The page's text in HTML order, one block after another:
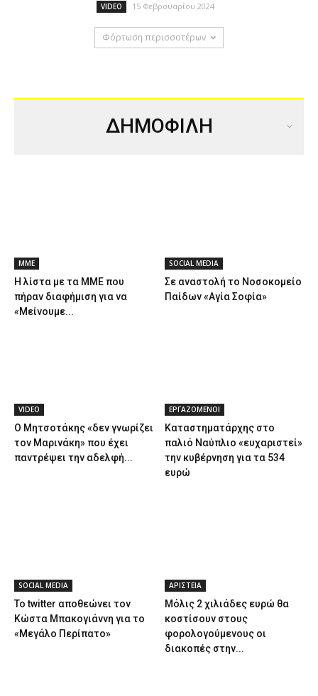
VIDEO 15 Φεβρουαρίου 2024
Φόρτωση περισσοτέρων
ΔΗΜΟΦΙΛΗ
ΜΜΕ
Η λίστα με τα ΜΜΕ που
πήραν διαφήμιση για να
«Μείνουμε...
SOCIAL MEDIA
Σε αναστολή το Νοσοκομείο
Παίδων «Αγία Σοφία»
VIDEO
Ο Μητσοτάκης «δεν γνωρίζει
τον Μαρινάκη» που έχει
παντρέψει την αδελφή...
ΕΡΓΑΖΟΜΕΝΟΙ
Καταστηματάρχης στο
παλιό Ναύπλιο «ευχαριστεί»
την κυβέρνηση για τα 534
ευρώ
SOCIAL MEDIA
Το twitter αποθεώνει τον
Κώστα Μπακογιάννη για το
«Μεγάλο Περίπατο»
ΑΡΙΣΤΕΙΑ
Μόλις 2 χιλιάδες ευρώ θα
κοστίσουν στους
φορολογούμενους οι
διακοπές στην...